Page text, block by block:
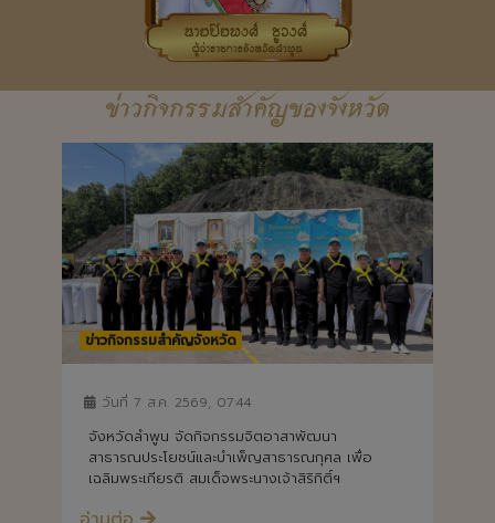
ข่าวกิจกรรมสำคัญจังหวัด
จังหวัดลำพูน จัดกิจกรรมจิตอาสาพัฒนา
สาธารณประโยชน์และบำเพ็ญสาธารณกุศล เพื่อ
เฉลิมพระเกียรติ สมเด็จพระนางเจ้าสิริกิติ์ฯ